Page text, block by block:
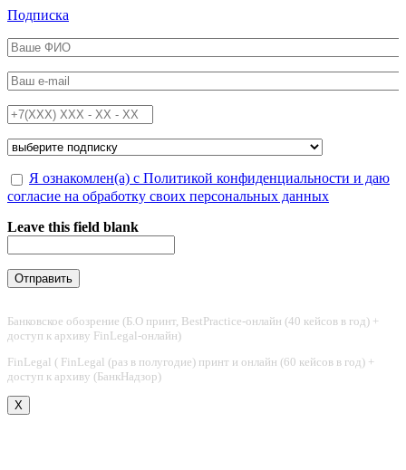
Перейти к основному содержанию
Подписка
ФИО*
Email*
Телефон*
Подписка на*
Обработка персональных данных*
Я ознакомлен(а) с Политикой конфиденциальности и даю
согласие на обработку своих персональных данных
Leave this field blank
Банковское обозрение (Б.О принт, BestPractice-онлайн (40 кейсов в год) +
доступ к архиву FinLegal-онлайн)
FinLegal ( FinLegal (раз в полугодие) принт и онлайн (60 кейсов в год) +
доступ к архиву (БанкНадзор)
X